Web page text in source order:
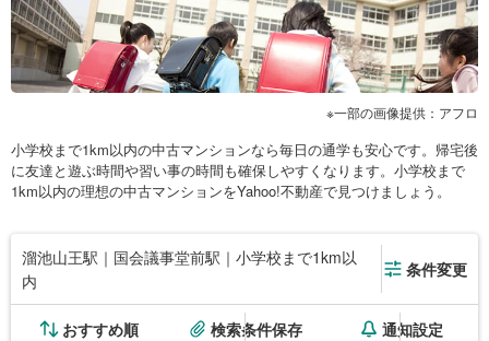
一部の画像提供：アフロ
小学校まで1km以内の中古マンションなら毎日の通学も安心です。帰宅後
に友達と遊ぶ時間や習い事の時間も確保しやすくなります。小学校まで
1km以内の理想の中古マンションをYahoo!不動産で見つけましょう。
溜池山王駅｜国会議事堂前駅｜小学校まで1km以
内
条件変更
おすすめ順 検索条件保存 通知設定